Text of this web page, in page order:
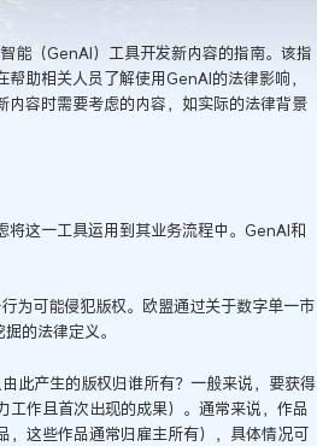
能（GenAI）工具开发新内容的指南。该指
助相关人员了解使用GenAI的法律影响，
容时需要考虑的内容，如实际的法律背景
这一工具运用到其业务流程中。GenAI和
为可能侵犯版权。欧盟通过关于数字单一市
的法律定义。
此产生的版权归谁所有？一般来说，要获得
作且首次出现的成果）。通常来说，作品
，这些作品通常归雇主所有），具体情况可